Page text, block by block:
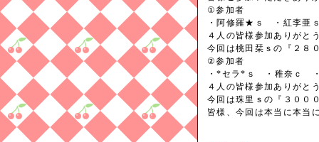
①参加者
・阿修羅★ｓ ・紅李亜
４人の皆様参加ありがと
今回は桃田栞ｓの『２８
②参加者
・*セラ*ｓ ・稚奈ｃ
４人の皆様参加ありがと
今回は珠里ｓの『３００
皆様、今回は本当に本当